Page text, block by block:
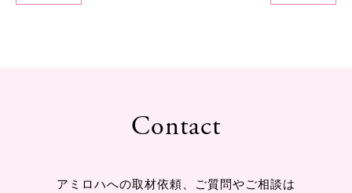
Contact
アミロハへの取材依頼、ご質問やご相談は